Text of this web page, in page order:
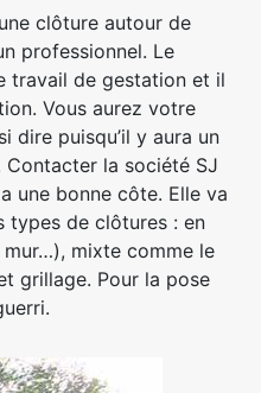
clôture autour de
professionnel. Le
travail de gestation et il
Vous aurez votre
dire puisqu’il y aura un
la société SJ
a une bonne côte. Elle va
types de clôtures : en
mur…), mixte comme le
grillage. Pour la pose